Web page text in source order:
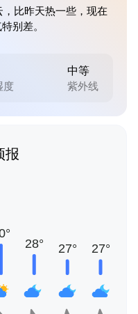
比昨天热一些，现在
别差。
度
中等
紫外线
报